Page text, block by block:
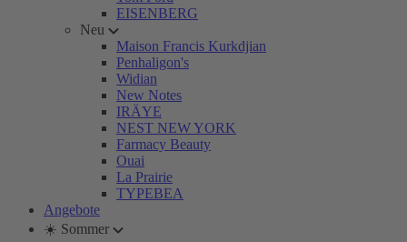
EISENBERG
Neu
Maison Francis Kurkdjian
Penhaligon's
Widian
New Notes
IRÄYE
NEST NEW YORK
Farmacy Beauty
Ouai
La Prairie
TYPEBEA
Angebote
☀️ Sommer